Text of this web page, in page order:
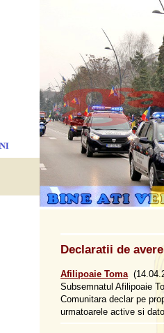
Declaratii de
Afilipoaie Toma
Subsemnatul Afilipoaie
Comunitara declar pe
urmatoarele active si